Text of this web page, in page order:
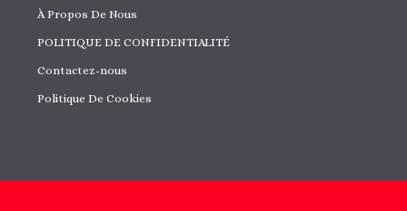
À Propos De Nous
POLITIQUE DE CONFIDENTIALITÉ
Contactez-nous
Politique De Cookies